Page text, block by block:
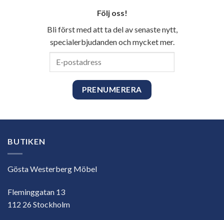
Följ oss!
Bli först med att ta del av senaste nytt,
specialerbjudanden och mycket mer.
BUTIKEN
Gösta Westerberg Möbel
Fleminggatan 13
112 26 Stockholm